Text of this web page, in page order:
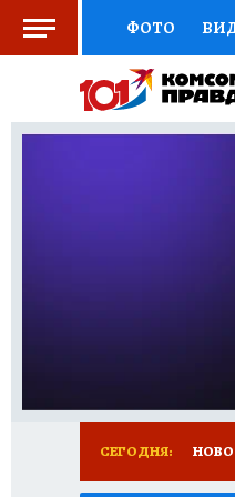
ФОТО
ВЫБОР
СЕГОДНЯ: